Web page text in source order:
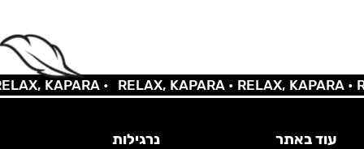
KAPARA • RELAX, KAPARA •RELAX, KAPARA •
עוד באתר נרגילות